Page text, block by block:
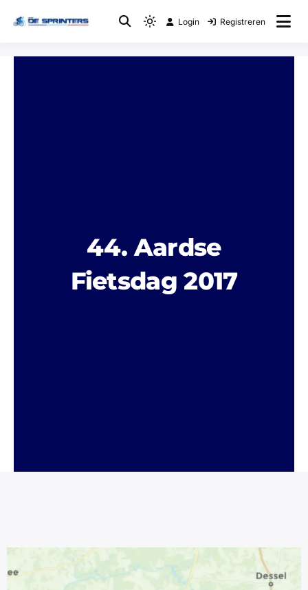
Fietsclub Login Registreren
44. Aardse
Fietsdag 2017